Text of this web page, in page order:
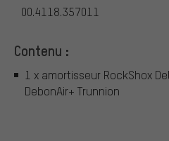
00.4118.357011
Contenu :
1 x amortisseur RockShox
DebonAir+ Trunnion